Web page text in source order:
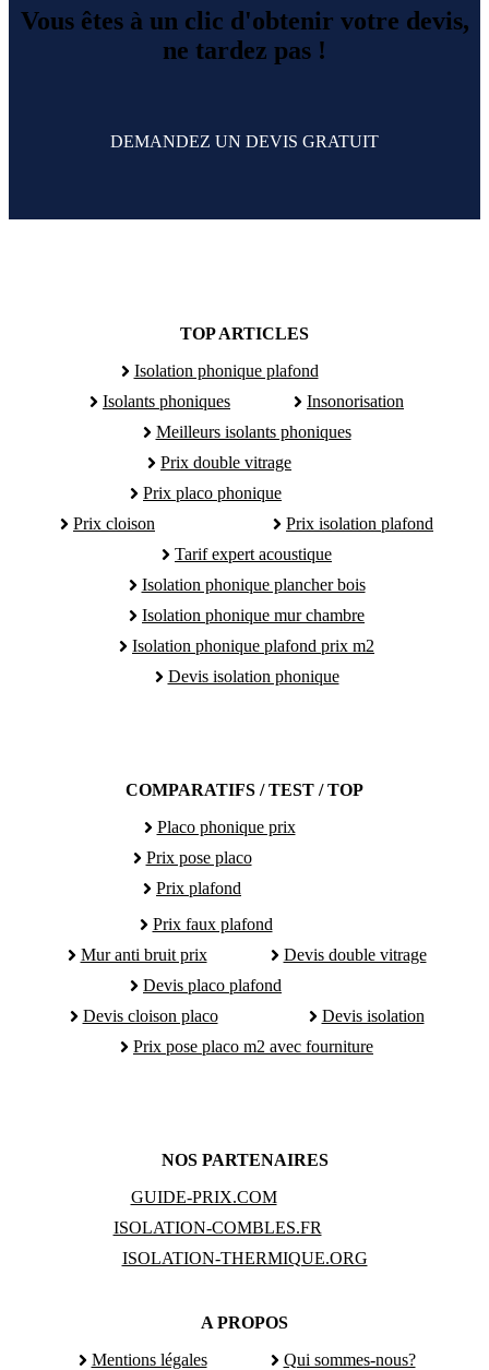
Vous êtes à un clic d'obtenir votre devis,
ne tardez pas !
DEMANDEZ UN DEVIS GRATUIT
TOP ARTICLES
Isolation phonique plafond
Isolants phoniques
Insonorisation
Meilleurs isolants phoniques
Prix double vitrage
Prix placo phonique
Prix cloison
Prix isolation plafond
Tarif expert acoustique
Isolation phonique plancher bois
Isolation phonique mur chambre
Isolation phonique plafond prix m2
Devis isolation phonique
COMPARATIFS / TEST / TOP
Placo phonique prix
Prix pose placo
Prix plafond
Prix faux plafond
Mur anti bruit prix
Devis double vitrage
Devis placo plafond
Devis cloison placo
Devis isolation
Prix pose placo m2 avec fourniture
NOS PARTENAIRES
GUIDE-PRIX.COM
ISOLATION-COMBLES.FR
ISOLATION-THERMIQUE.ORG
A PROPOS
Mentions légales
Qui sommes-nous?